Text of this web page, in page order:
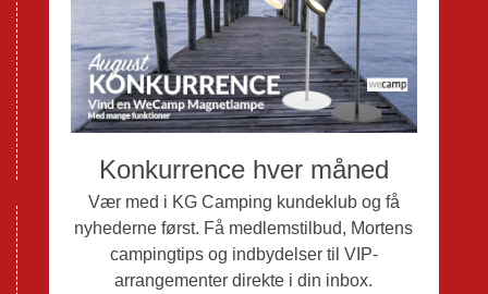
Åbningstider
Følg os på Facebook
Handelsbetingelser
Cookie politik
Databeskyttelse GDPR
GPDR - Optagelse af foto og video
Nye Campingvogne
Nye Autocampere og Vans
Brugte Campingvogne